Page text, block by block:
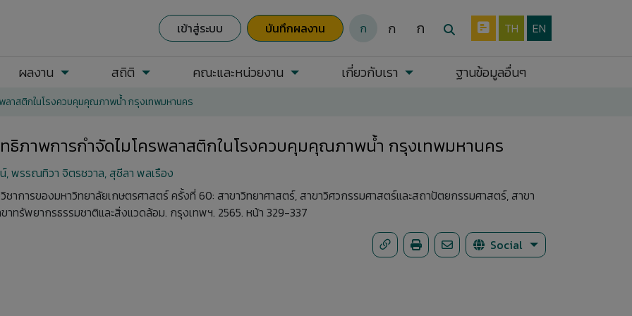
เข้าสู่ระบบ บันทึกผลงาน ก ก ก TH EN
ผลงาน สถิติ คณะและหน่วยงาน เกี่ยวกับเรา ฐานข้อมูลอื่นๆ
ลาสติกในโรงควบคุมคุณภาพน้ำ กรุงเทพมหานคร
ธิภาพการกำจัดไมโครพลาสติกในโรงควบคุมคุณภาพน้ำ กรุงเทพมหานคร
พรรณทิวา จิตรชวาล, สุชีลา พลเรือง
ชาการของมหาวิทยาลัยเกษตรศาสตร์ ครั้งที่ 60: สาขาวิทยาศาสตร์, สาขาวิศวกรรมศาสตร์และสถาปัตยกรรมศาสตร์, สาขา
าทรัพยากรธรรมชาติและสิ่งแวดล้อม. กรุงเทพฯ. 2565. หน้า 329-337
Social